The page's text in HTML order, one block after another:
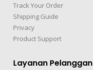
Track Your Order
Shipping Guide
Privacy
Product Support
Layanan Pelanggan